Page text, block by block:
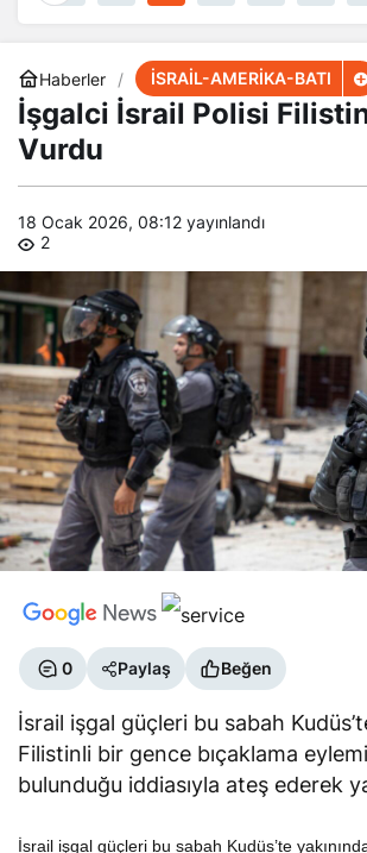
Haberler İSRAİL-AMERİKA-BATI
İşgalci İsrail Polisi
Vurdu
18 Ocak 2026, 08:12 yayınlandı
2
0 Paylaş Beğen
İsrail işgal güçleri bu sabah
Filistinli bir gence bıçaklama
bulunduğu iddiasıyla ateş ederek
İsrail işgal güçleri bu sabah Kudüs’te